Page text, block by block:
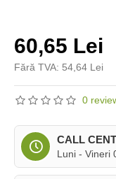
0
60,65 Lei
Fără TVA: 54,64 Lei
CALL
Luni - Vineri